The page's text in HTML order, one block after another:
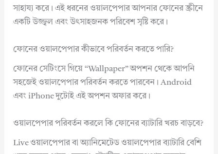
সাহায্য করে। এই ধরনের ওয়ালপেপার আপনার ফোনের স্ক্রীনে
একটি উজ্জ্বল এবং উৎসাহজনক পরিবেশ সৃষ্টি করে।
ফোনের ওয়ালপেপার কীভাবে পরিবর্তন করতে পারি?
ফোনের সেটিংসে গিয়ে “Wallpaper” অপশন থেকে আপনি
সহজেই ওয়ালপেপার পরিবর্তন করতে পারবেন। Android
এবং iPhone দুটোই এই অপশন অফার করে।
ওয়ালপেপার পরিবর্তন করলে কি ফোনের ব্যাটারি খরচ বাড়বে?
Live ওয়ালপেপার বা অ্যানিমেটেড ওয়ালপেপার ব্যাটারি বেশি